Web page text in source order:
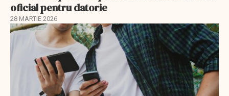
oficial pentru datorie
28 MARTIE 2026